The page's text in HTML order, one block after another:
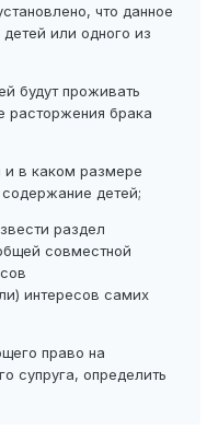
что данное
или одного из
будут проживать
расторжения брака
и в каком размере
детей;
раздел
совместной
интересов самих
право на
супруга, определить